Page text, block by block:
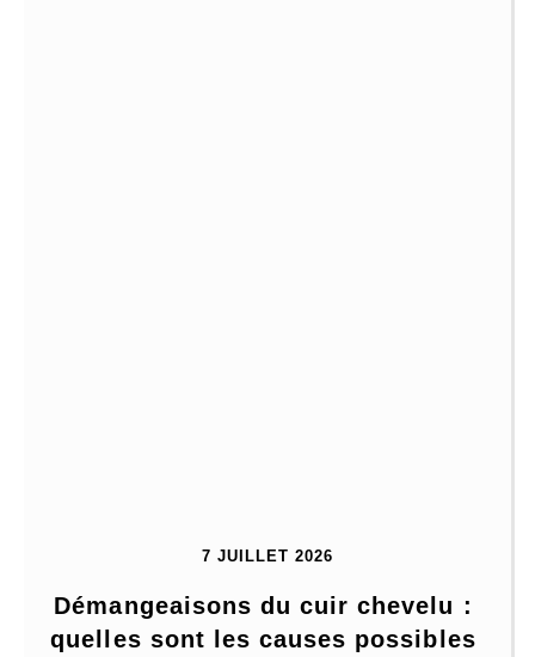
7 JUILLET 2026
Démangeaisons du cuir chevelu :
quelles sont les causes possibles